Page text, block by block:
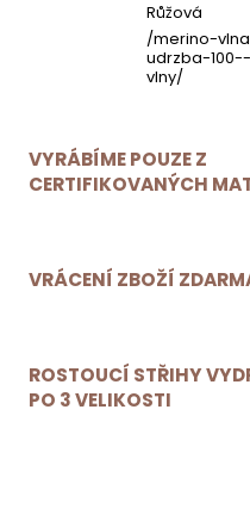
Růžová
/merino-
udrzba-
vlny/
VYRÁBÍME POUZE Z
CERTIFIKOVANÝCH
VRÁCENÍ ZBOŽÍ
ROSTOUCÍ STŘIHY
PO 3 VELIKOSTI